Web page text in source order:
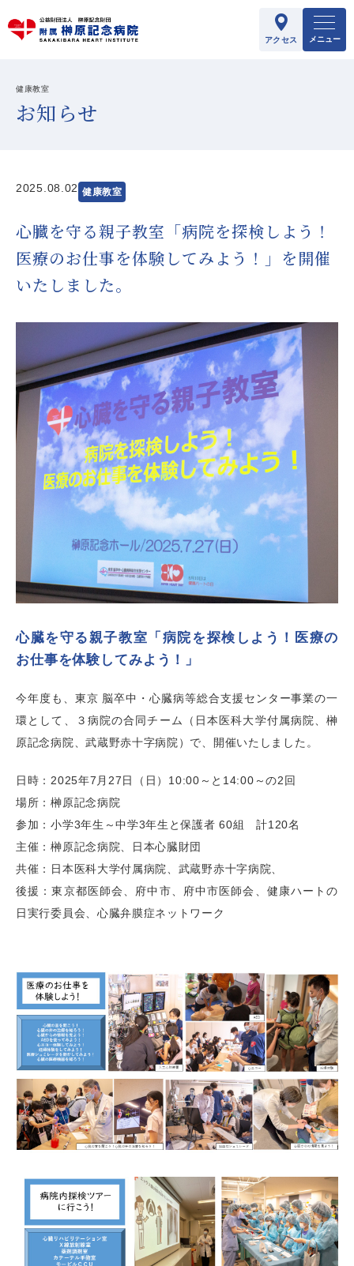
アクセス メニュー
健康教室
お知らせ
2025.08.02 健康教室
心臓を守る親子教室「病院を探検しよう！
医療のお仕事を体験してみよう！」を開催
いたしました。
心臓を守る親子教室「病院を探検しよう！医療の
お仕事を体験してみよう！」
今年度も、東京 脳卒中・心臓病等総合支援センター事業の一
環として、３病院の合同チーム（日本医科大学付属病院、榊
原記念病院、武蔵野赤十字病院）で、開催いたしました。
日時：2025年7月27日（日）10:00～と14:00～の2回
場所：榊原記念病院
参加：小学3年生～中学3年生と保護者 60組 計120名
主催：榊原記念病院、日本心臓財団
共催：日本医科大学付属病院、武蔵野赤十字病院、
後援：東京都医師会、府中市、府中市医師会、健康ハートの
日実行委員会、心臓弁膜症ネットワーク